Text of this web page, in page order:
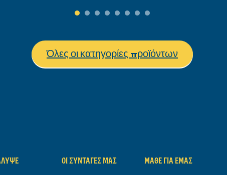
Όλες οι κατηγορίες προϊόντων
ΟΙ ΣΥΝΤΑΓΈΣ ΜΑΣ ΜΆΘΕ ΓΙΑ ΕΜΆΣ